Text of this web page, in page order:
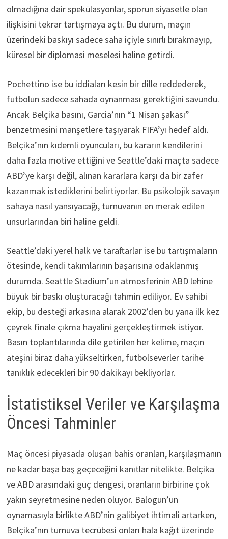
olmadığına dair spekülasyonlar, sporun siyasetle olan
ilişkisini tekrar tartışmaya açtı. Bu durum, maçın
üzerindeki baskıyı sadece saha içiyle sınırlı bırakmayıp,
küresel bir diplomasi meselesi haline getirdi.
Pochettino ise bu iddiaları kesin bir dille reddederek,
futbolun sadece sahada oynanması gerektiğini savundu.
Ancak Belçika basını, Garcia’nın “1 Nisan şakası”
benzetmesini manşetlere taşıyarak FIFA’yı hedef aldı.
Belçika’nın kıdemli oyuncuları, bu kararın kendilerini
daha fazla motive ettiğini ve Seattle’daki maçta sadece
ABD’ye karşı değil, alınan kararlara karşı da bir zafer
kazanmak istediklerini belirtiyorlar. Bu psikolojik savaşın
sahaya nasıl yansıyacağı, turnuvanın en merak edilen
unsurlarından biri haline geldi.
Seattle’daki yerel halk ve taraftarlar ise bu tartışmaların
ötesinde, kendi takımlarının başarısına odaklanmış
durumda. Seattle Stadium’un atmosferinin ABD lehine
büyük bir baskı oluşturacağı tahmin ediliyor. Ev sahibi
ekip, bu desteği arkasına alarak 2002’den bu yana ilk kez
çeyrek finale çıkma hayalini gerçekleştirmek istiyor.
Basın toplantılarında dile getirilen her kelime, maçın
ateşini biraz daha yükseltirken, futbolseverler tarihe
tanıklık edecekleri bir 90 dakikayı bekliyorlar.
İstatistiksel Veriler ve Karşılaşma
Öncesi Tahminler
Maç öncesi piyasada oluşan bahis oranları, karşılaşmanın
ne kadar başa baş geçeceğini kanıtlar nitelikte. Belçika
ve ABD arasındaki güç dengesi, oranların birbirine çok
yakın seyretmesine neden oluyor. Balogun’un
oynamasıyla birlikte ABD’nin galibiyet ihtimali artarken,
Belçika’nın turnuva tecrübesi onları hala kağıt üzerinde